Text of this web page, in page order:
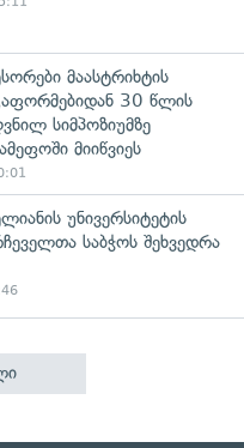
მაასტრიხტის
30 წლის
სიმპოზიუმზე
მიიწვიეს
უნივერსიტეტის
საბჭოს შეხვედრა